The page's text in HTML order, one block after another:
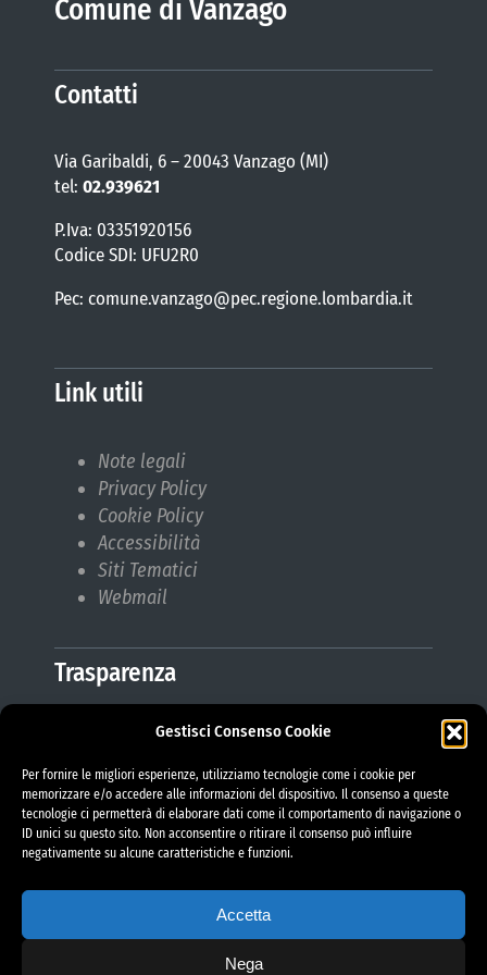
Gestisci Consenso Cookie
Per fornire le migliori esperienze, utilizziamo tecnologie come i cookie per
memorizzare e/o accedere alle informazioni del dispositivo. Il consenso a queste
tecnologie ci permetterà di elaborare dati come il comportamento di navigazione o
ID unici su questo sito. Non acconsentire o ritirare il consenso può influire
negativamente su alcune caratteristiche e funzioni.
Accetta
Nega
COMUNICAZIONE
Comune di Vanzago
Contatti
Via Garibaldi, 6 – 20043 Vanzago (MI)
tel: 02.939621
P.Iva: 03351920156
Codice SDI: UFU2R0
Pec: comune.vanzago@pec.regione.lombardia.it
Link utili
Note legali
Privacy Policy
Cookie Policy
Accessibilità
Siti Tematici
Webmail
Trasparenza
Amministrazione Trasparente
Albo Pretorio
Bilanci
Bandi di gara
Pubblicazioni di Matrimonio